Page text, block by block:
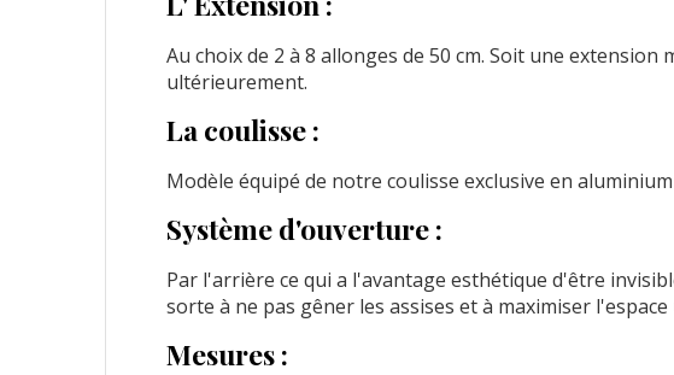
Au choix de 2 à 8 allonges de 50 cm. Soit une
ultérieurement.
La coulisse :
Modèle équipé de notre coulisse exclusive en
Système d'ouverture :
Par l'arrière ce qui a l'avantage esthétique d'être
sorte à ne pas gêner les assises et à maximiser l'espace
Mesures :